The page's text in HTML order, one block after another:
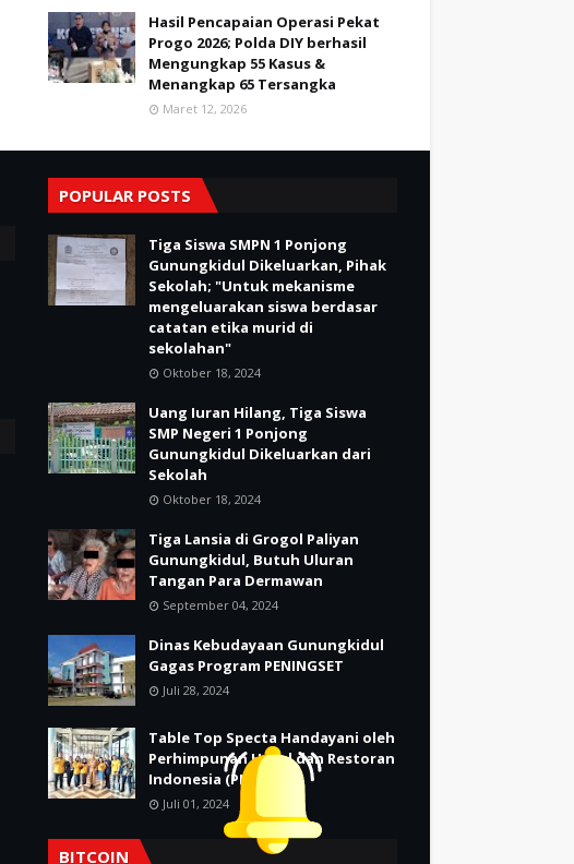
Hasil Pencapaian Operasi Pekat
Progo 2026; Polda DIY berhasil
Mengungkap 55 Kasus &
Menangkap 65 Tersangka
Maret 12, 2026
POPULAR POSTS
Tiga Siswa SMPN 1 Ponjong
Gunungkidul Dikeluarkan, Pihak
Sekolah; "Untuk mekanisme
mengeluarakan siswa berdasar
catatan etika murid di
sekolahan"
Oktober 18, 2024
Uang Iuran Hilang, Tiga Siswa
SMP Negeri 1 Ponjong
Gunungkidul Dikeluarkan dari
Sekolah
Oktober 18, 2024
Tiga Lansia di Grogol Paliyan
Gunungkidul, Butuh Uluran
Tangan Para Dermawan
September 04, 2024
Dinas Kebudayaan Gunungkidul
Gagas Program PENINGSET
Juli 28, 2024
Table Top Specta Handayani oleh
Perhimpunan Hotel dan Restoran
Indonesia (PHRI)
Juli 01, 2024
BITCOIN